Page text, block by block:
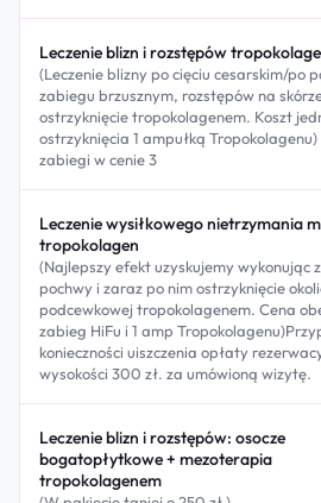
Leczenie blizn i rozstępów
(Leczenie blizny po cięciu cesarskim/po
zabiegu brzusznym, rozstępów na
ostrzyknięcie tropokolagenem. Koszt
ostrzyknięcia 1 ampułką Tropokolagenu)
zabiegi w cenie 3
Leczenie wysiłkowego nietrzymania
tropokolagen
(Najlepszy efekt uzyskujemy wykonując
pochwy i zaraz po nim ostrzyknięcie
podcewkowej tropokolagenem. Cena
zabieg HiFu i 1 amp
konieczności uiszczenia opłaty
wysokości 300 zł. za umówioną wizytę.
Leczenie blizn i rozstępów: osocze
bogatopłytkowe + mezoterapia
tropokolagenem